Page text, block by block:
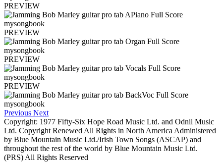
PREVIEW
PREVIEW
PREVIEW
PREVIEW
Previous Next
Copyright: 1977 Fifty-Six Hope Road Music Ltd. and Odnil Music
Ltd. Copyright Renewed All Rights in North America Administered
by Blue Mountain Music Ltd./Irish Town Songs (ASCAP) and
throughout the rest of the world by Blue Mountain Music Ltd.
(PRS) All Rights Reserved